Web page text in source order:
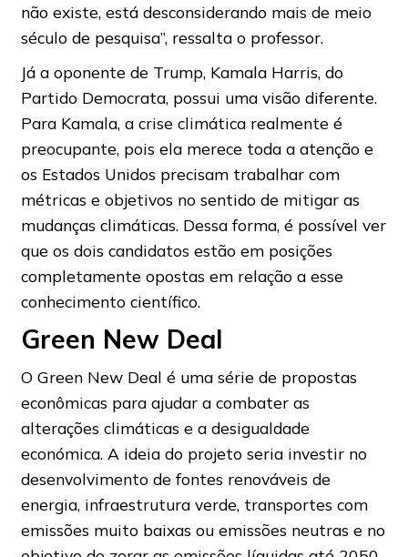
não existe, está desconsiderando mais de meio
século de pesquisa”, ressalta o professor.
Já a oponente de Trump, Kamala Harris, do
Partido Democrata, possui uma visão diferente.
Para Kamala, a crise climática realmente é
preocupante, pois ela merece toda a atenção e
os Estados Unidos precisam trabalhar com
métricas e objetivos no sentido de mitigar as
mudanças climáticas. Dessa forma, é possível ver
que os dois candidatos estão em posições
completamente opostas em relação a esse
conhecimento científico.
Green New Deal
O Green New Deal é uma série de propostas
econômicas para ajudar a combater as
alterações climáticas e a desigualdade
económica. A ideia do projeto seria investir no
desenvolvimento de fontes renováveis de
energia, infraestrutura verde, transportes com
emissões muito baixas ou emissões neutras e no